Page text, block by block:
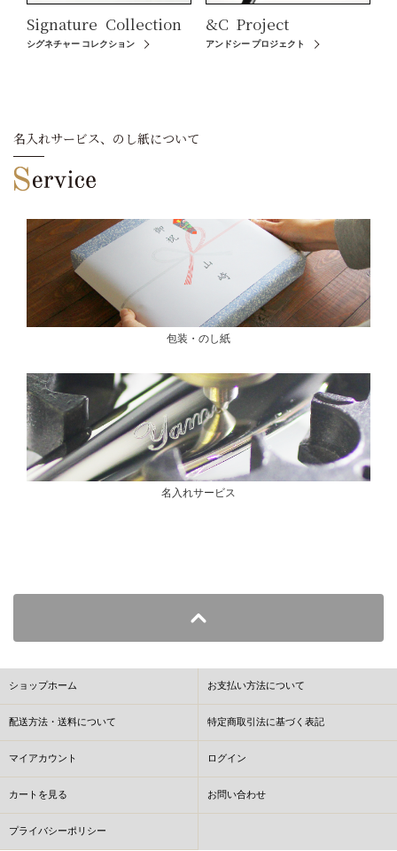
Signature Collection
シグネチャー コレクション
&C Project
アンドシー プロジェクト
名入れサービス、のし紙について
包装・のし紙
名入れサービス
ショップホーム お支払い方法について
配送方法・送料について 特定商取引法に基づく表記
マイアカウント ログイン
カートを見る お問い合わせ
プライバシーポリシー